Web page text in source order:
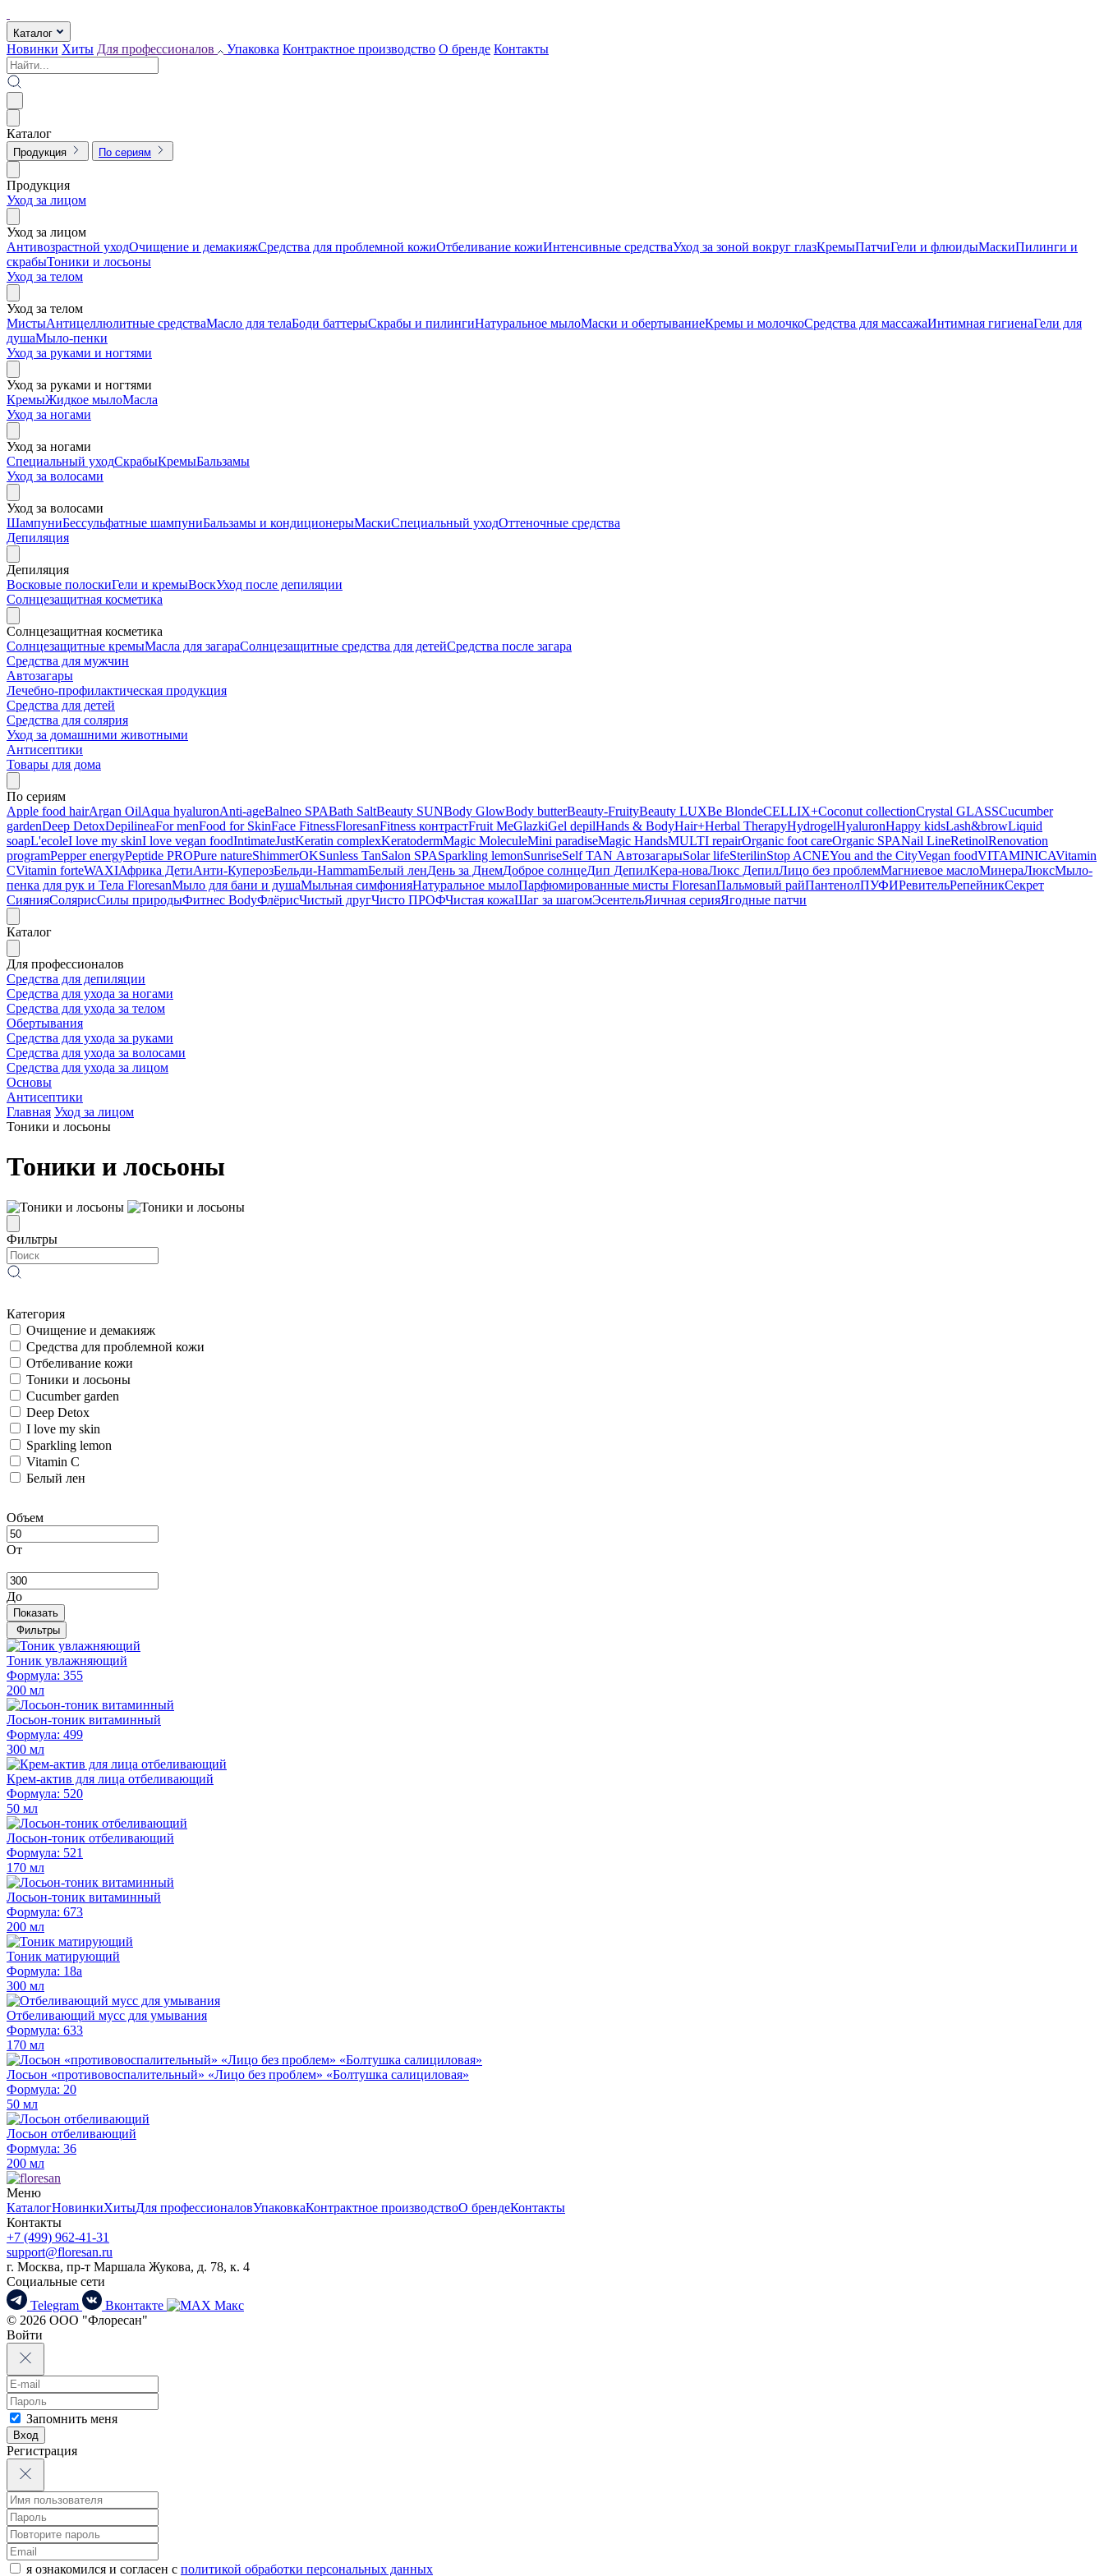
Каталог
Новинки Хиты Для профессионалов Упаковка Контрактное производство О бренде Контакты
Каталог
Продукция По сериям
Продукция
Уход за лицом
Уход за лицом
Антивозрастной уходОчищение и демакияжСредства для проблемной кожиОтбеливание кожиИнтенсивные средстваУход за зоной вокруг глазКремыПатчиГели и флюидыМаскиПилинги и
скрабыТоники и лосьоны
Уход за телом
Уход за телом
МистыАнтицеллюлитные средстваМасло для телаБоди баттерыСкрабы и пилингиНатуральное мылоМаски и обертываниеКремы и молочкоСредства для массажаИнтимная гигиенаГели для
душаМыло-пенки
Уход за руками и ногтями
Уход за руками и ногтями
КремыЖидкое мылоМасла
Уход за ногами
Уход за ногами
Специальный уходСкрабыКремыБальзамы
Уход за волосами
Уход за волосами
ШампуниБессульфатные шампуниБальзамы и кондиционерыМаскиСпециальный уходОттеночные средства
Депиляция
Депиляция
Восковые полоскиГели и кремыВоскУход после депиляции
Солнцезащитная косметика
Солнцезащитная косметика
Солнцезащитные кремыМасла для загараСолнцезащитные средства для детейСредства после загара
Средства для мужчин
Автозагары
Лечебно-профилактическая продукция
Средства для детей
Средства для солярия
Уход за домашними животными
Антисептики
Товары для дома
По сериям
Apple food hairArgan OilAqua hyaluronAnti-ageBalneo SPABath SaltBeauty SUNBody GlowBody butterBeauty-FruityBeauty LUXBe BlondeCELLIX+Coconut collectionCrystal GLASSCucumber
gardenDeep DetoxDepilineaFor menFood for SkinFace FitnessFloresanFitness контрастFruit MeGlazkiGel depilHands & BodyHair+Herbal TherapyHydrogelHyaluronHappy kidsLash&browLiquid
soapL'ecoleI love my skinI love vegan foodIntimateJustKeratin complexKeratodermMagic MoleculeMini paradiseMagic HandsMULTI repairOrganic foot careOrganic SPANail LineRetinolRenovation
programPepper energyPeptide PROPure natureShimmerOKSunless TanSalon SPASparkling lemonSunriseSelf TAN АвтозагарыSolar lifeSterilinStop ACNEYou and the CityVegan foodVITAMINICAVitamin
CVitamin forteWAXIАфрика ДетиАнти-КуперозБельди-HammamБелый ленДень за ДнемДоброе солнцеДип ДепилKepa-новаЛюкс ДепилЛицо без проблемМагниевое маслоМинераЛюксМыло-
пенка для рук и Тела FloresanМыло для бани и душаМыльная симфонияНатуральное мылоПарфюмированные мисты FloresanПальмовый райПантенолПУФИРевительРепейникСекрет
СиянияСолярисСилы природыФитнес BodyФлёрисЧистый другЧисто ПРОФЧистая кожаШаг за шагомЭсентельЯичная серияЯгодные патчи
Каталог
Для профессионалов
Средства для депиляции
Средства для ухода за ногами
Средства для ухода за телом
Обертывания
Средства для ухода за руками
Средства для ухода за волосами
Средства для ухода за лицом
Основы
Антисептики
Главная Уход за лицом
Тоники и лосьоны
Тоники и лосьоны
Фильтры
Категория
Очищение и демакияж
Средства для проблемной кожи
Отбеливание кожи
Тоники и лосьоны
Cucumber garden
Deep Detox
I love my skin
Sparkling lemon
Vitamin C
Белый лен
Объем
От
До
Показать
Фильтры
Тоник увлажняющий
Формула: 355
200 мл
Лосьон-тоник витаминный
Формула: 499
300 мл
Крем-актив для лица отбеливающий
Формула: 520
50 мл
Лосьон-тоник отбеливающий
Формула: 521
170 мл
Лосьон-тоник витаминный
Формула: 673
200 мл
Тоник матирующий
Формула: 18а
300 мл
Отбеливающий мусс для умывания
Формула: 633
170 мл
Лосьон «противовоспалительный» «Лицо без проблем» «Болтушка салициловая»
Формула: 20
50 мл
Лосьон отбеливающий
Формула: 36
200 мл
Меню
КаталогНовинкиХитыДля профессионаловУпаковкаКонтрактное производствоО брендеКонтакты
Контакты
+7 (499) 962-41-31
support@floresan.ru
г. Москва, пр-т Маршала Жукова, д. 78, к. 4
Социальные сети
Telegram
Вконтакте
Макс
© 2026 ООО "Флоресан"
Войти
Запомнить меня
Вход
Регистрация
я ознакомился и согласен с политикой обработки персональных данных